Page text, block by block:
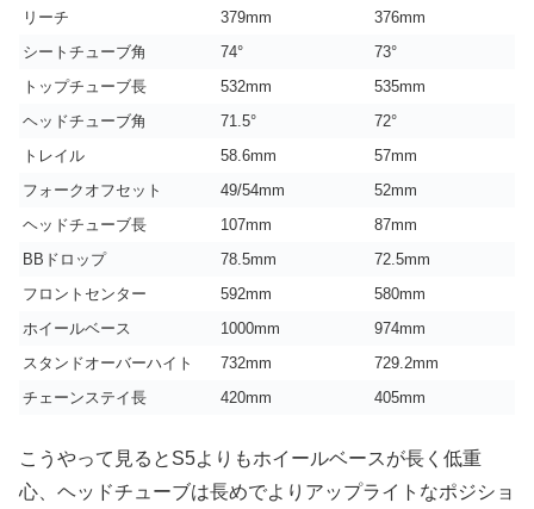
リーチ
379mm
376mm
シートチューブ角
74°
73°
トップチューブ長
532mm
535mm
ヘッドチューブ角
71.5°
72°
トレイル
58.6mm
57mm
フォークオフセット
49/54mm
52mm
ヘッドチューブ長
107mm
87mm
BBドロップ
78.5mm
72.5mm
フロントセンター
592mm
580mm
ホイールベース
1000mm
974mm
スタンドオーバーハイト
732mm
729.2mm
チェーンステイ長
420mm 405mm
こうやって見るとS5よりもホイールベースが長く低重
心、ヘッドチューブは長めでよりアップライトなポジショ